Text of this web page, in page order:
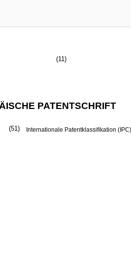
(11)
PATENTSCHRIFT
(51) Internationale Patentklassifikation (IPC)